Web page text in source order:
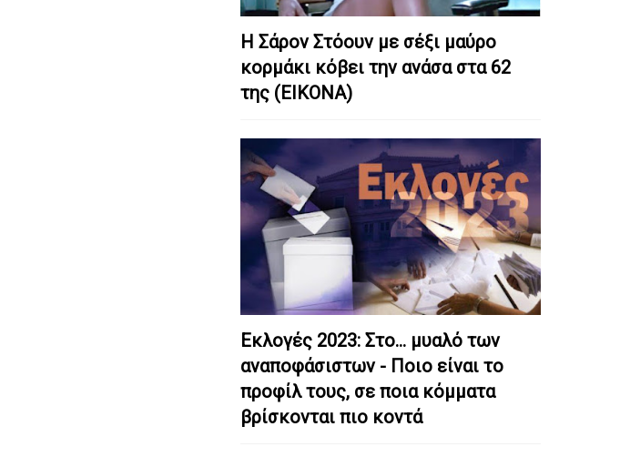
Η Σάρον Στόουν με σέξι μαύρο
κορμάκι κόβει την ανάσα στα 62
της (ΕΙΚΟΝΑ)
Εκλογές 2023: Στο… μυαλό των
αναποφάσιστων - Ποιο είναι το
προφίλ τους, σε ποια κόμματα
βρίσκονται πιο κοντά